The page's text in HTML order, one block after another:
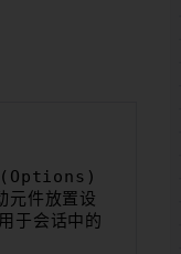
件放置设
于会话中的